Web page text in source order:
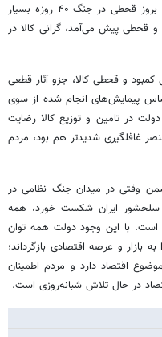
بود و اگر این اقدام انجام نشده بود، احتمال بروز قحطی در جنگ ۴۰ روزه بسیار
و قحطی پیش می‌آمد، گرانی کالا در
کمبود و قحطی کالا، جزو آثار قطعی
پیمایش‌های انجام شده از سوی
در تامین و توزیع کالا رضایت
غافلگیری شدیدتر هم بود، مردم
وقتی در میدان جنگ نظامی در
سلحشور ایران شکست خورد، همه
است. با این وجود دولت همه توان
و عرصه اقتصادی بازگرداند؛
اقتصاد دارد و مردم اطمینان
در حال تلاش شبانه‌روزی است.